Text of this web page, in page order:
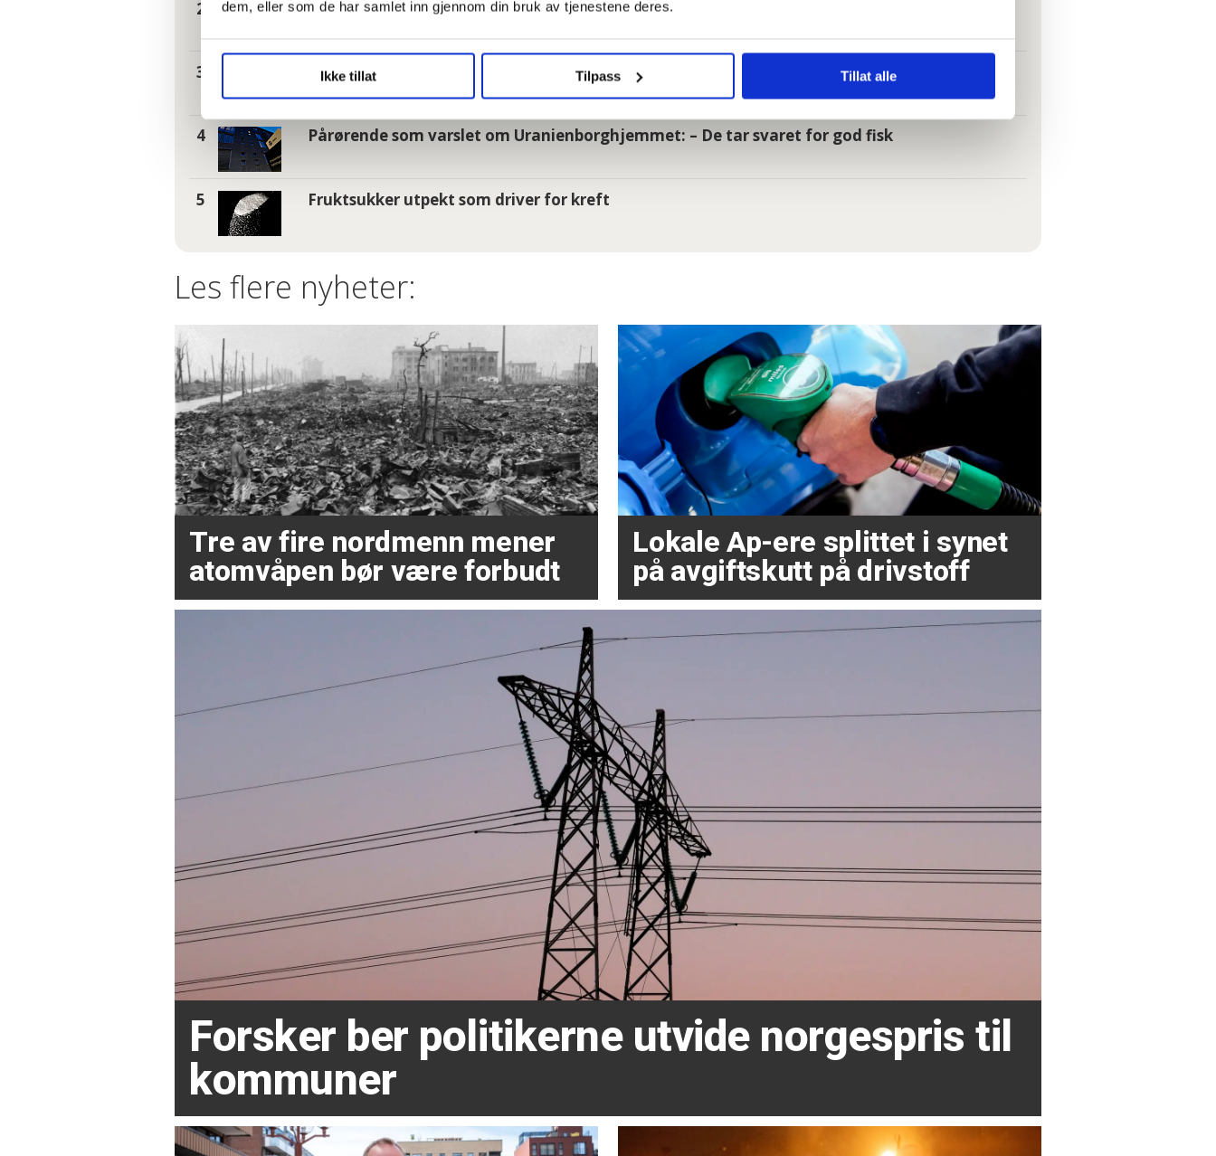
dem, eller som de har samlet inn gjennom din bruk av tjenestene deres.
Ikke tillat Tilpass Tillat alle
I kø for å bli enige om lønna. Sjekk hele lista her
Tannhelse: Se om du har krav på gratis tannbehandling uten å vite det
Pårørende som varslet om Uranienborghjemmet: – De tar svaret for god fisk
Fruktsukker utpekt som driver for kreft
Les flere nyheter:
Tre av fire nordmenn mener
atomvåpen bør være forbudt
Lokale Ap-ere splittet i synet
på avgiftskutt på drivstoff
Forsker ber politikerne utvide norgespris til
kommuner